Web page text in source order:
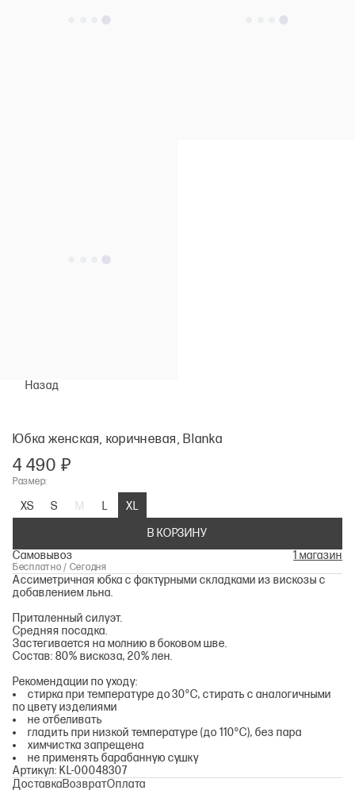
Назад
Юбка женская, коричневая, Blanka
4 490 ₽
Размер:
XS S M L
XL
В КОРЗИНУ
Самовывоз
1 магазин
Бесплатно / Сегодня
Ассиметричная юбка с фактурными складками из вискозы с
добавлением льна.
Приталенный силуэт.
Средняя посадка.
Застегивается на молнию в боковом шве.
Состав: 80% вискоза, 20% лен.
Рекомендации по уходу:
стирка при температуре до 30°С, стирать с аналогичными
по цвету изделиями
не отбеливать
гладить при низкой температуре (до 110°С), без пара
химчистка запрещена
не применять барабанную сушку
Артикул: KL-00048307
ДоставкаВозвратОплата